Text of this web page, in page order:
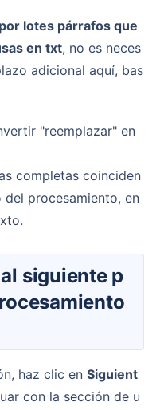
lotes párrafos que
en txt, no es neces
adicional aquí, bas
"reemplazar" en
completas coinciden
del procesamiento, en
haz clic en Siguient
con la sección de u